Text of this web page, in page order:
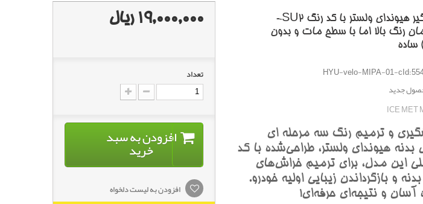
پک خشگير هیوندای ولستر با کد رنگ SU2-
رنگ بالا اما با سطح مات و بدون
ساده
HYU-velo-MIPA-01-
جدید
ICE MET
و ترميم رنگ سه مرحله اي
بدنه هيونداي ولستر، طراحي‌شده با کد
اين مدل، براي ترميم خراش‌هاي
و بازگرداندن زيبايي اوليه خودرو.
آسان و نتيجه‌اي حرفه‌اي!
19,000,000 ریال
تعداد
افزودن به سبد
خرید
افزودن به لیست دلخواه